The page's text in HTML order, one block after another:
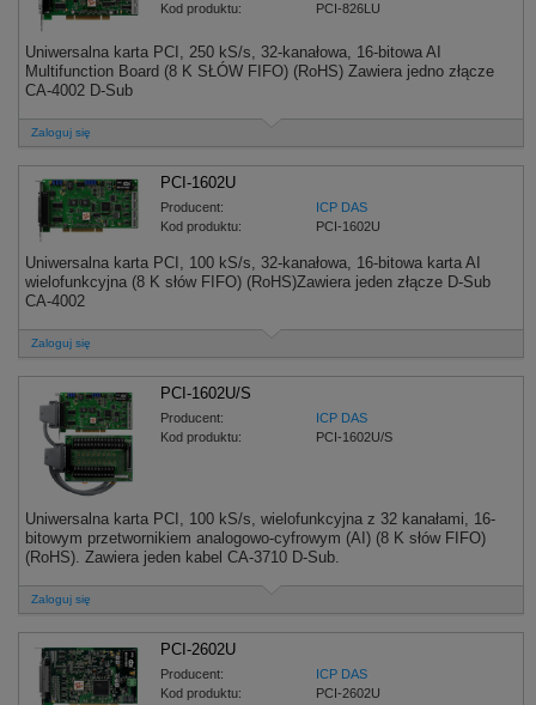
Kod produktu:
PCI-826LU
Uniwersalna karta PCI, 250 kS/s, 32-kanałowa, 16-bitowa AI
Multifunction Board (8 K SŁÓW FIFO) (RoHS) Zawiera jedno złącze
CA-4002 D-Sub
Zaloguj się
PCI-1602U
Producent:
ICP DAS
Kod produktu:
PCI-1602U
Uniwersalna karta PCI, 100 kS/s, 32-kanałowa, 16-bitowa karta AI
wielofunkcyjna (8 K słów FIFO) (RoHS)Zawiera jeden złącze D-Sub
CA-4002
Zaloguj się
PCI-1602U/S
Producent:
ICP DAS
Kod produktu:
PCI-1602U/S
Uniwersalna karta PCI, 100 kS/s, wielofunkcyjna z 32 kanałami, 16-
bitowym przetwornikiem analogowo-cyfrowym (AI) (8 K słów FIFO)
(RoHS). Zawiera jeden kabel CA-3710 D-Sub.
Zaloguj się
PCI-2602U
Producent:
ICP DAS
Kod produktu:
PCI-2602U